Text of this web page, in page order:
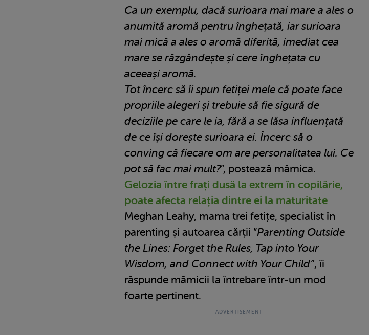
Ca un exemplu, dacă surioara mai mare a ales o
anumită aromă pentru înghețată, iar surioara
mai mică a ales o aromă diferită, imediat cea
mare se răzgândește și cere înghețata cu
aceeași aromă.
Tot încerc să îi spun fetiței mele că poate face
propriile alegeri și trebuie să fie sigură de
deciziile pe care le ia, fără a se lăsa influențată
de ce își dorește surioara ei. Încerc să o
conving că fiecare om are personalitatea lui. Ce
pot să fac mai mult?”, postează mămica.
Gelozia între frați dusă la extrem în copilărie,
poate afecta relația dintre ei la maturitate
Meghan Leahy, mama trei fetițe, specialist în
parenting și autoarea cărții ”Parenting Outside
the Lines: Forget the Rules, Tap into Your
Wisdom, and Connect with Your Child”, îi
răspunde mămicii la întrebare într-un mod
foarte pertinent.